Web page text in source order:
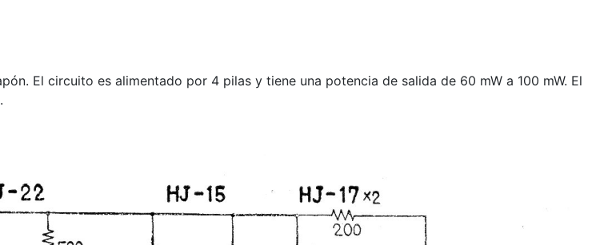
El circuito es alimentado por 4 pilas y tiene una potencia de salida de 60 mW a 100 mW. El